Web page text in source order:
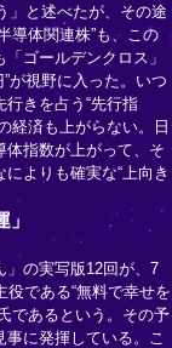
」と述べたが、その途
導体関連株”も、この
ゴールデンクロス」
が視野に入った。いつ
きを占う“先行指
経済も上がらない。日
体指数が上がって、そ
よりも確実な“上向き
」の実写版12回が、7
である“無料で幸せを
であるという。その予
に発揮している。こ